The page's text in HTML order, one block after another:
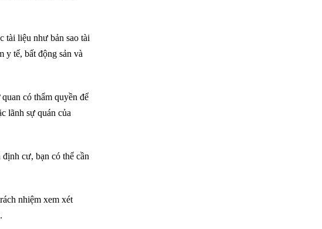
tài liệu như bản sao tài
y tế, bất động sản và
có thẩm quyền để
lãnh sự quán của
cư, bạn có thể cần
nhiệm xem xét